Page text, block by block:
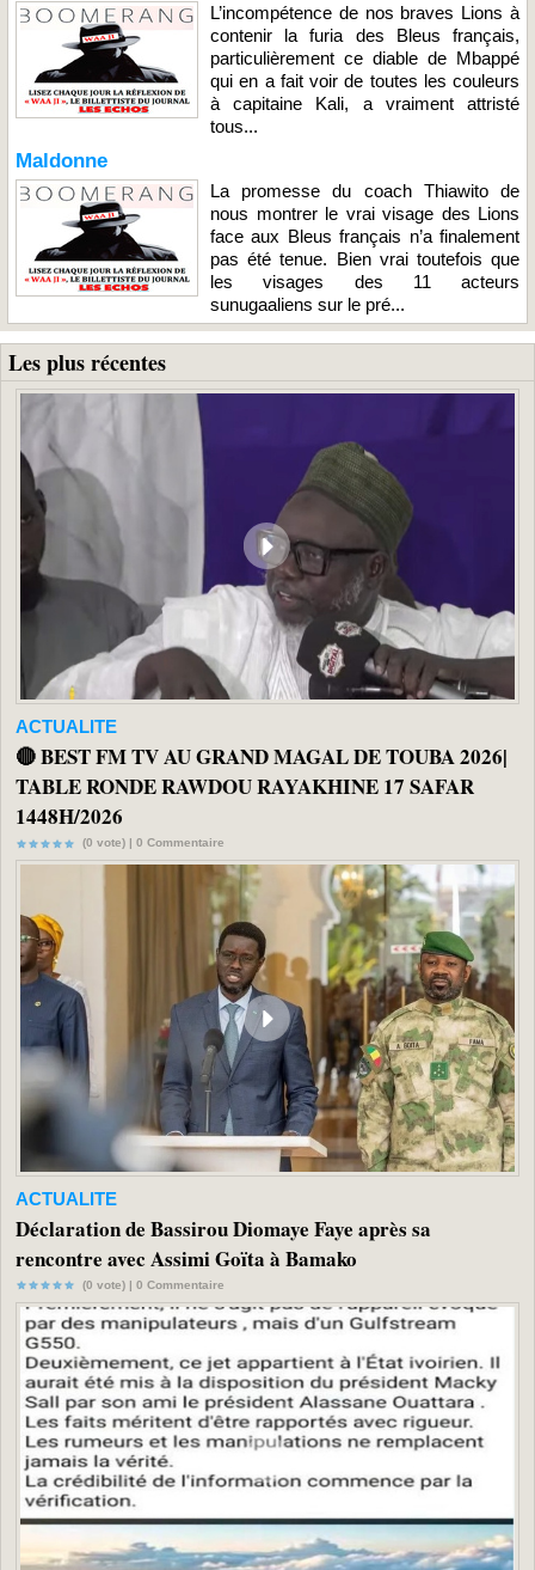
L’incompétence de nos braves Lions à
contenir la furia des Bleus français,
particulièrement ce diable de Mbappé
qui en a fait voir de toutes les couleurs
à capitaine Kali, a vraiment attristé
tous...
Maldonne
La promesse du coach Thiawito de
nous montrer le vrai visage des Lions
face aux Bleus français n’a finalement
pas été tenue. Bien vrai toutefois que
les visages des 11 acteurs
sunugaaliens sur le pré...
Les plus récentes
ACTUALITE
🔴 BEST FM TV AU GRAND MAGAL DE TOUBA 2026|
TABLE RONDE RAWDOU RAYAKHINE 17 SAFAR
1448H/2026
(0 vote) | 0 Commentaire
ACTUALITE
Déclaration de Bassirou Diomaye Faye après sa
rencontre avec Assimi Goïta à Bamako
(0 vote) | 0 Commentaire